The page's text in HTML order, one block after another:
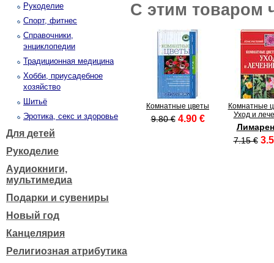
Рукоделие
Спорт, фитнес
Справочники,
энциклопедии
Традиционная медицина
Хобби, приусадебное
хозяйство
Шитьё
Эротика, секс и здоровье
Для детей
Рукоделие
Аудиокниги,
мультимедиа
Подарки и сувениры
Новый год
Канцелярия
Религиозная атрибутика
С этим товаром
Комнатные цветы
9.80 € 4.90 €
Комнатные
Уход и
7.15 €